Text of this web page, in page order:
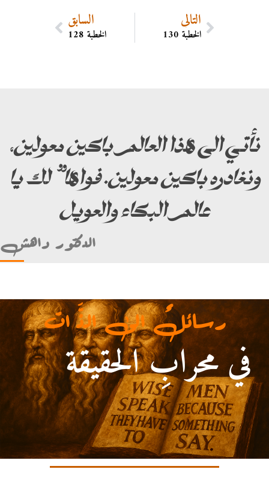
السابق
الخطبة 128
التالي
الخطبة 130
نأتي الى هذا العالم باكين معولين،
ونغادره باكين معولين. فواها” لك يا
عالم البكاء والعويل
الدكتور داهش
في محرابِ الحقيقة
علي بن أبي طالب)
رسائلٌ الى الذَّ ات